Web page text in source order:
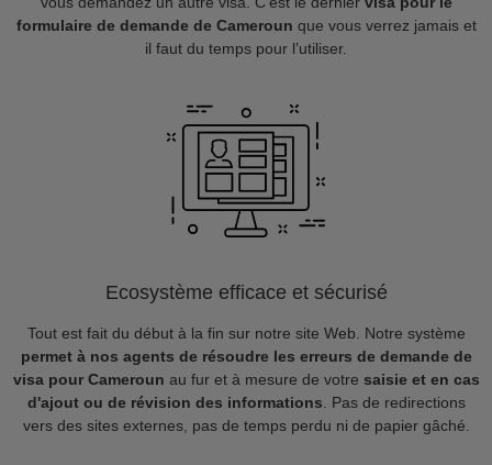
formulaire de demande de Cameroun que vous verrez jamais et
il faut du temps pour l’utiliser.
Ecosystème efficace et sécurisé
Tout est fait du début à la fin sur notre site Web. Notre système
permet à nos agents de résoudre les erreurs de demande de
visa pour Cameroun au fur et à mesure de votre saisie et en cas
d'ajout ou de révision des informations . Pas de redirections
vers des sites externes, pas de temps perdu ni de papier gâché.